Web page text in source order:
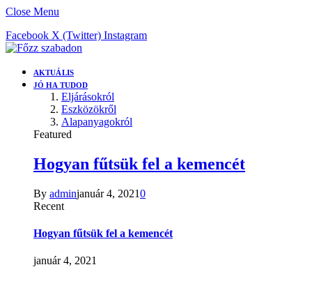
Close Menu
Facebook X (Twitter) Instagram
AKTUÁLIS
JÓ HA TUDOD
Eljárásokról
Eszközökről
Alapanyagokról
Featured
Hogyan fűtsük fel a kemencét
By adminjanuár 4, 20210
Recent
Hogyan fűtsük fel a kemencét
január 4, 2021